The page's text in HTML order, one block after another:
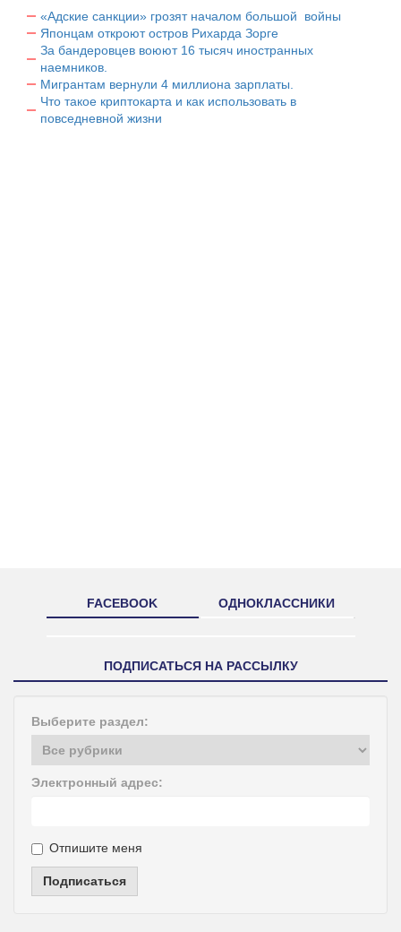
«Адские санкции» грозят началом большой войны
Японцам откроют остров Рихарда Зорге
За бандеровцев воюют 16 тысяч иностранных
наемников.
Мигрантам вернули 4 миллиона зарплаты.
Что такое криптокарта и как использовать в
повседневной жизни
FACEBOOK ОДНОКЛАССНИКИ
ПОДПИСАТЬСЯ НА РАССЫЛКУ
Выберите раздел:
Электронный адрес:
Отпишите меня
Подписаться